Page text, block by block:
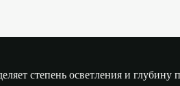
степень осветления и